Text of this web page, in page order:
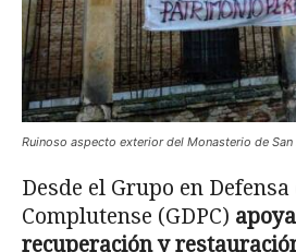
Ruinoso aspecto exterior del Monasterio de San
Desde el Grupo en
Complutense (GDPC)
recuperación y